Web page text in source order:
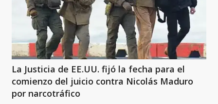
La Justicia de EE.UU. fijó la fecha para el
comienzo del juicio contra Nicolás Maduro
por narcotráfico